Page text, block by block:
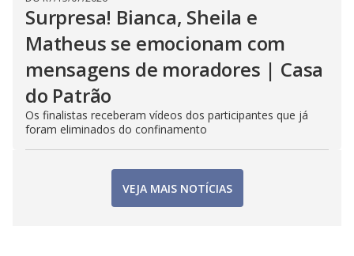
Surpresa! Bianca, Sheila e
Matheus se emocionam com
mensagens de moradores | Casa
do Patrão
Os finalistas receberam vídeos dos participantes que já
foram eliminados do confinamento
VEJA MAIS NOTÍCIAS